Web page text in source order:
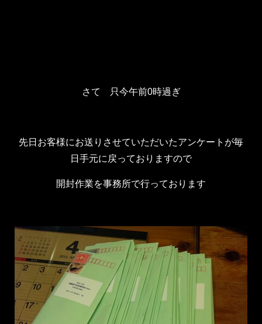
さて 只今午前0時過ぎ
先日お客様にお送りさせていただいたアンケートが毎
日手元に戻っておりますので
開封作業を事務所で行っております